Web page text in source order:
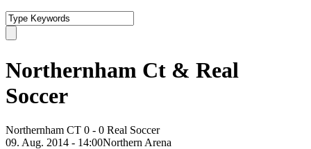
Northernham Ct & Real
Soccer
Northernham CT 0 - 0 Real Soccer
09. Aug. 2014 - 14:00Northern Arena